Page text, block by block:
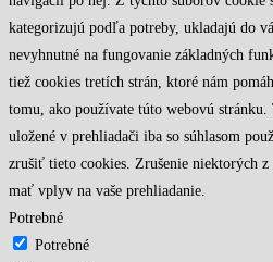
kategorizujú podľa potreby, ukladajú do
nevyhnutné na fungovanie základných
tiež cookies tretích strán, ktoré nám
tomu, ako používate túto webovú
uložené v prehliadači iba so súhlasom
zrušiť tieto cookies. Zrušenie niektorých
mať vplyv na vaše prehliadanie.
Potrebné
Potrebné